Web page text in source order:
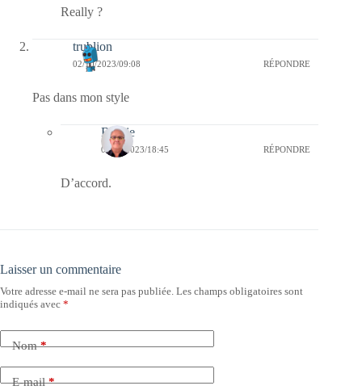
Really ?
trublion
02/10/2023/09:08 RÉPONDRE
Pas dans mon style
Bernie
02/10/2023/18:45 RÉPONDRE
D’accord.
Laisser un commentaire
Votre adresse e-mail ne sera pas publiée. Les champs obligatoires sont
indiqués avec *
Nom*
E-mail*